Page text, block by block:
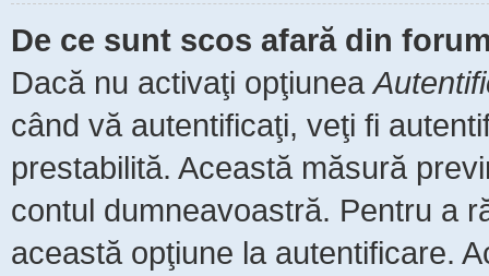
De ce sunt scos afară din
Dacă nu activaţi opţiunea
când vă autentificaţi, veţi fi
prestabilită. Această măsură
contul dumneavoastră. Pentru a
această opţiune la autentificare.